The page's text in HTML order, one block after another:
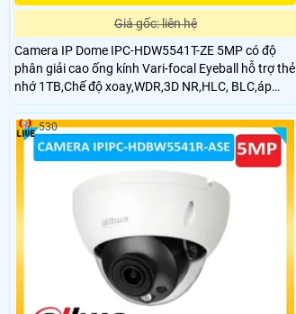
Giá gốc: liên hệ
Camera IP Dome IPC-HDW5541T-ZE 5MP có độ
phân giải cao ống kính Vari-focal Eyeball hỗ trợ thẻ
nhớ 1TB,Chế độ xoay,WDR,3D NR,HLC, BLC,áp
dụng cho nhiều cảnh giám sát khác nhau,phát
hiện khuôn mặt vật thể và đếm người.MIC tích
hợp,chuẩn ROI,SVC,SMART H.264+/H.265+,AI
H.264/H.265,mã hóa sau bộ lọc linh hoạt.chuẩn
530